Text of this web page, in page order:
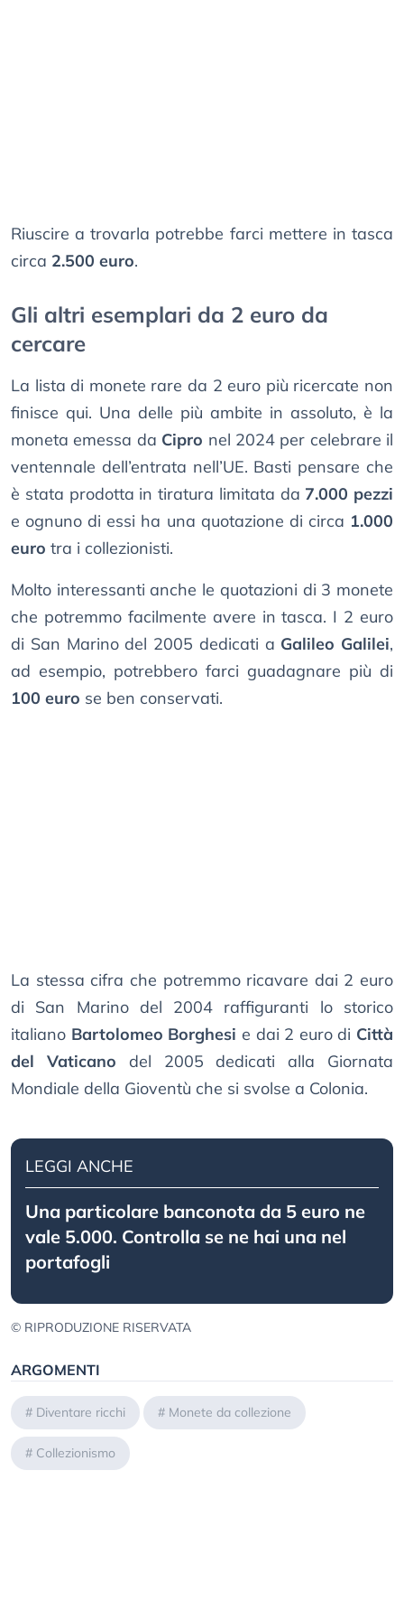
Riuscire a trovarla potrebbe farci mettere in tasca
circa 2.500 euro.
Gli altri esemplari da 2 euro da
cercare
La lista di monete rare da 2 euro più ricercate non
finisce qui. Una delle più ambite in assoluto, è la
moneta emessa da Cipro nel 2024 per celebrare il
ventennale dell’entrata nell’UE. Basti pensare che
è stata prodotta in tiratura limitata da 7.000 pezzi
e ognuno di essi ha una quotazione di circa 1.000
euro tra i collezionisti.
Molto interessanti anche le quotazioni di 3 monete
che potremmo facilmente avere in tasca. I 2 euro
di San Marino del 2005 dedicati a Galileo Galilei,
ad esempio, potrebbero farci guadagnare più di
100 euro se ben conservati.
La stessa cifra che potremmo ricavare dai 2 euro
di San Marino del 2004 raffiguranti lo storico
italiano Bartolomeo Borghesi e dai 2 euro di Città
del Vaticano del 2005 dedicati alla Giornata
Mondiale della Gioventù che si svolse a Colonia.
LEGGI ANCHE
Una particolare banconota da 5 euro ne
vale 5.000. Controlla se ne hai una nel
portafogli
© RIPRODUZIONE RISERVATA
ARGOMENTI
# Diventare ricchi # Monete da collezione
# Collezionismo